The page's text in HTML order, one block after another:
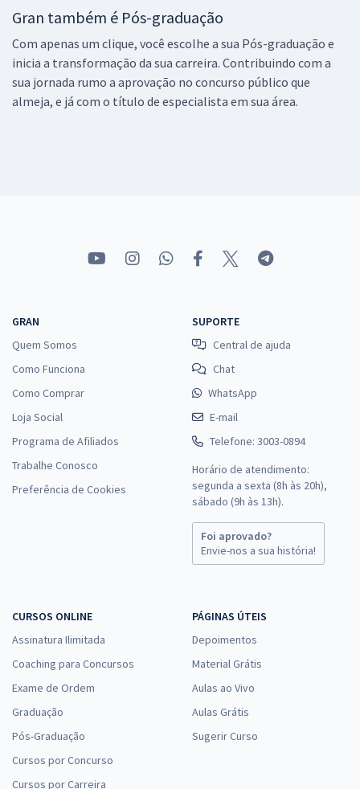
Gran também é Pós-graduação
Com apenas um clique, você escolhe a sua Pós-graduação e
inicia a transformação da sua carreira. Contribuindo com a
sua jornada rumo a aprovação no concurso público que
almeja, e já com o título de especialista em sua área.
GRAN
Quem Somos
Como Funciona
Como Comprar
Loja Social
Programa de Afiliados
Trabalhe Conosco
Preferência de Cookies
SUPORTE
Central de ajuda
Chat
WhatsApp
E-mail
Telefone: 3003-0894
Horário de atendimento:
segunda a sexta (8h às 20h),
sábado (9h às 13h).
Foi aprovado?
Envie-nos a sua história!
CURSOS ONLINE
Assinatura Ilimitada
Coaching para Concursos
Exame de Ordem
Graduação
Pós-Graduação
Cursos por Concurso
Cursos por Carreira
PÁGINAS ÚTEIS
Depoimentos
Material Grátis
Aulas ao Vivo
Aulas Grátis
Sugerir Curso